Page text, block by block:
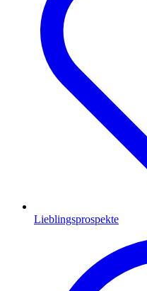
Lieblingsprospekte